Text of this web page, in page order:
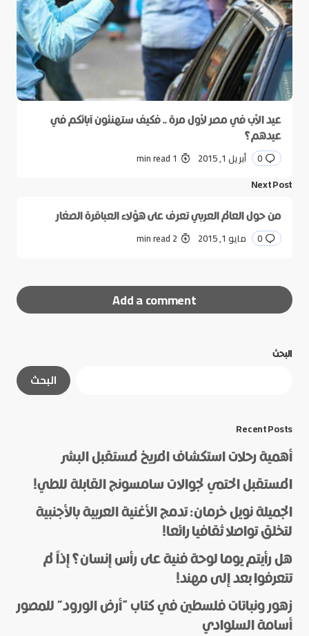
عيد الأب في مصر لأول مرة .. فكيف ستهنئون آبائكم في
عيدهم؟
0 أبريل 1, 2015 1 min read
Next Post
من حول العالم العربي تعرف على هؤلاء العباقرة الصغار
0 مايو 1, 2015 2 min read
Add a comment
الحقول الإلزامية
Name
*
E-mail
*
البحث
البحث
Recent Posts
أهمية رحلات استكشاف المريخ لمستقبل البشر
المستقبل الحتمي لجوالات سامسونج القابلة للطي!
الجميلة نويل خرمان: تدمج الأغنية العربية بالأجنبية
لتخلق تواصلا ثقافيا رائعا!
هل رأيتم يوما لوحة فنية على رأس إنسان؟ إذاً لم
تتعرفوا بعد إلى مهند!
زهور ونباتات فلسطين في كتاب “أرض الورود” للمصور
أسامة السلوادي